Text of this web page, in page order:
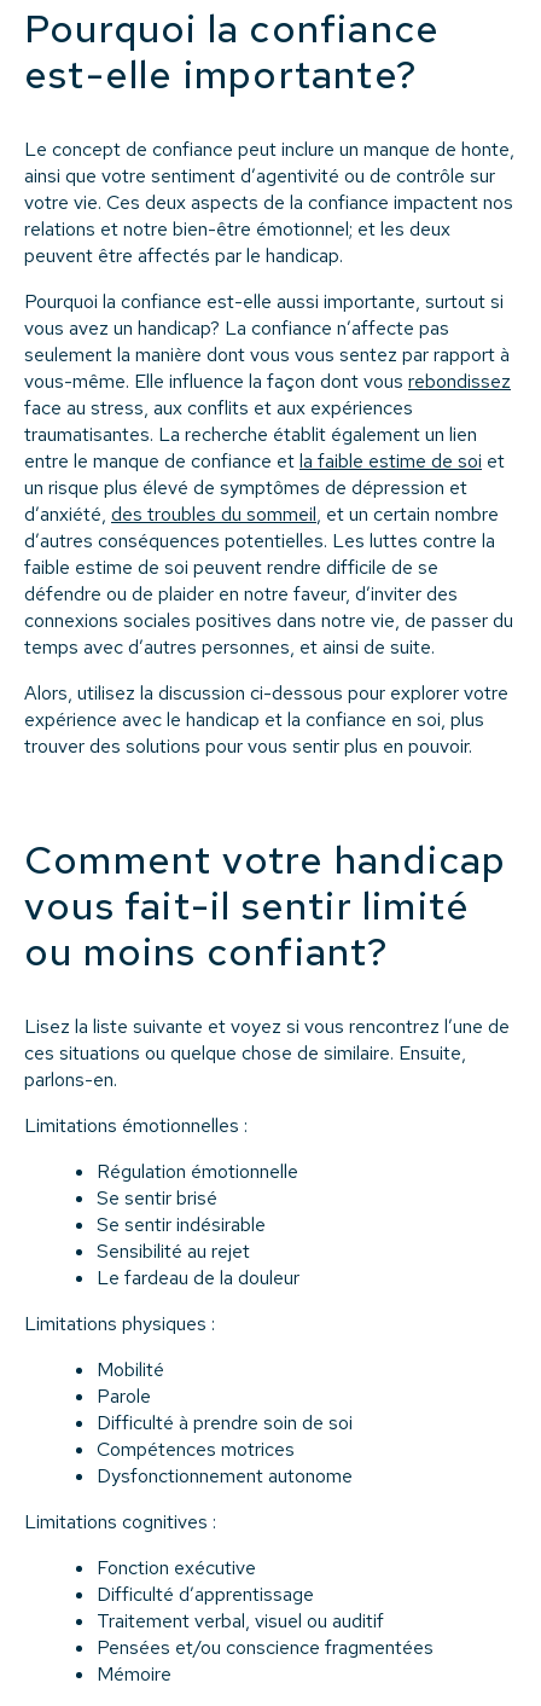
Pourquoi la confiance
est-elle importante?
Le concept de confiance peut inclure un manque de honte,
ainsi que votre sentiment d’agentivité ou de contrôle sur
votre vie. Ces deux aspects de la confiance impactent nos
relations et notre bien-être émotionnel; et les deux
peuvent être affectés par le handicap.
Pourquoi la confiance est-elle aussi importante, surtout si
vous avez un handicap? La confiance n’affecte pas
seulement la manière dont vous vous sentez par rapport à
vous-même. Elle influence la façon dont vous rebondissez
face au stress, aux conflits et aux expériences
traumatisantes. La recherche établit également un lien
entre le manque de confiance etla faible estime de soi et
un risque plus élevé de symptômes de dépression et
d’anxiété, des troubles du sommeil, et un certain nombre
d’autres conséquences potentielles. Les luttes contre la
faible estime de soi peuvent rendre difficile de se
défendre ou de plaider en notre faveur, d’inviter des
connexions sociales positives dans notre vie, de passer du
temps avec d’autres personnes, et ainsi de suite.
Alors, utilisez la discussion ci-dessous pour explorer votre
expérience avec le handicap et la confiance en soi, plus
trouver des solutions pour vous sentir plus en pouvoir.
Comment votre handicap
vous fait-il sentir limité
ou moins confiant?
Lisez la liste suivante et voyez si vous rencontrez l’une de
ces situations ou quelque chose de similaire. Ensuite,
parlons-en.
Limitations émotionnelles :
Régulation émotionnelle
Se sentir brisé
Se sentir indésirable
Sensibilité au rejet
Le fardeau de la douleur
Limitations physiques :
Mobilité
Parole
Difficulté à prendre soin de soi
Compétences motrices
Dysfonctionnement autonome
Limitations cognitives :
Fonction exécutive
Difficulté d’apprentissage
Traitement verbal, visuel ou auditif
Pensées et/ou conscience fragmentées
Mémoire